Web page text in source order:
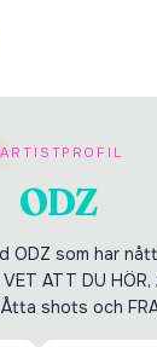
ARTISTPROFIL
ODZ
ODZ som har
ATT DU HÖR,
Åtta shots och